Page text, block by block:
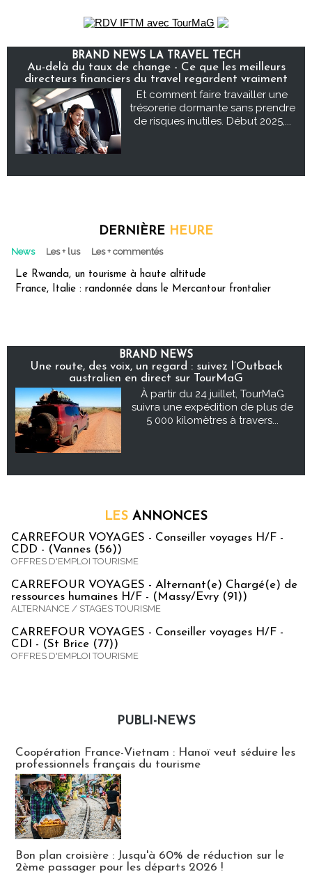
BRAND NEWS LA TRAVEL TECH
Au-delà du taux de change - Ce que les meilleurs
directeurs financiers du travel regardent vraiment
Et comment faire travailler une
trésorerie dormante sans prendre
de risques inutiles. Début 2025,...
DERNIÈRE HEURE
News Les + lus Les + commentés
Le Rwanda, un tourisme à haute altitude
France, Italie : randonnée dans le Mercantour frontalier
BRAND NEWS
Une route, des voix, un regard : suivez l’Outback
australien en direct sur TourMaG
À partir du 24 juillet, TourMaG
suivra une expédition de plus de
5 000 kilomètres à travers...
LES ANNONCES
CARREFOUR VOYAGES - Conseiller voyages H/F -
CDD - (Vannes (56))
OFFRES D'EMPLOI TOURISME
CARREFOUR VOYAGES - Alternant(e) Chargé(e) de
ressources humaines H/F - (Massy/Evry (91))
ALTERNANCE / STAGES TOURISME
CARREFOUR VOYAGES - Conseiller voyages H/F -
CDI - (St Brice (77))
OFFRES D'EMPLOI TOURISME
PUBLI-NEWS
Coopération France-Vietnam : Hanoï veut séduire les
professionnels français du tourisme
Bon plan croisière : Jusqu'à 60% de réduction sur le
2ème passager pour les départs 2026 !